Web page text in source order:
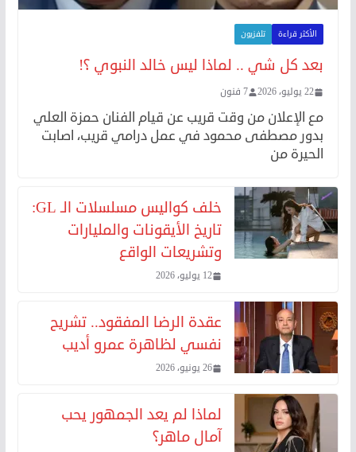
الأكثر قراءة تلفزيون
بعد كل شي .. لماذا ليس خالد النبوي ؟!
22 يوليو، 2026 7 فنون
مع الإعلان من وقت قريب عن قيام الفنان حمزة العلي
بدور مصطفى محمود في عمل درامي قريب، اصابت
الحيرة من
خلف كواليس مسلسلات الـ GL:
تاريخ الأيقونات والمليارات
وتشريعات الواقع
12 يوليو، 2026
عقدة الرضا المفقود.. تشريح
نفسي لظاهرة عمرو أديب
26 يونيو، 2026
لماذا لم يعد الجمهور يحب
آمال ماهر؟